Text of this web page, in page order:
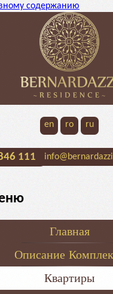
содержанию
en ro ru
111
Главная
Описание
Квартиры